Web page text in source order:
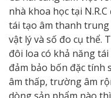
nhà khoa học tại
tái tạo âm thanh
vật lý và số đo cụ thể.
đôi loa có khả năng
đảm bảo bốn đặc tính
âm thấp, trường âm